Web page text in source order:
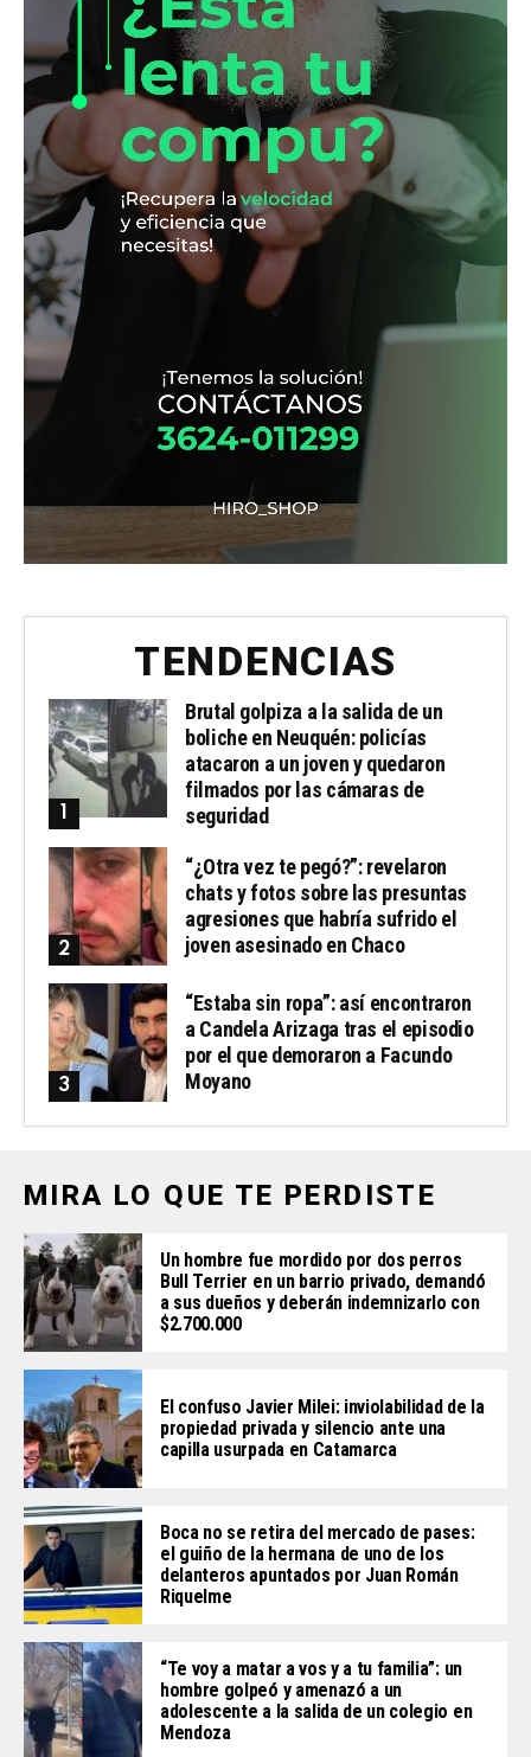
TENDENCIAS
Brutal golpiza a la salida de un
boliche en Neuquén: policías
atacaron a un joven y quedaron
filmados por las cámaras de
seguridad
“¿Otra vez te pegó?”: revelaron
chats y fotos sobre las presuntas
agresiones que habría sufrido el
joven asesinado en Chaco
“Estaba sin ropa”: así encontraron
a Candela Arizaga tras el episodio
por el que demoraron a Facundo
Moyano
MIRA LO QUE TE PERDISTE
Un hombre fue mordido por dos perros
Bull Terrier en un barrio privado, demandó
a sus dueños y deberán indemnizarlo con
$2.700.000
El confuso Javier Milei: inviolabilidad de la
propiedad privada y silencio ante una
capilla usurpada en Catamarca
Boca no se retira del mercado de pases:
el guiño de la hermana de uno de los
delanteros apuntados por Juan Román
Riquelme
“Te voy a matar a vos y a tu familia”: un
hombre golpeó y amenazó a un
adolescente a la salida de un colegio en
Mendoza